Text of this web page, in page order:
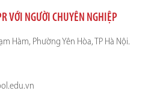
VỚI NGƯỜI CHUYÊN NGHIỆP
Hàm, Phường Yên Hòa, TP Hà Nội.